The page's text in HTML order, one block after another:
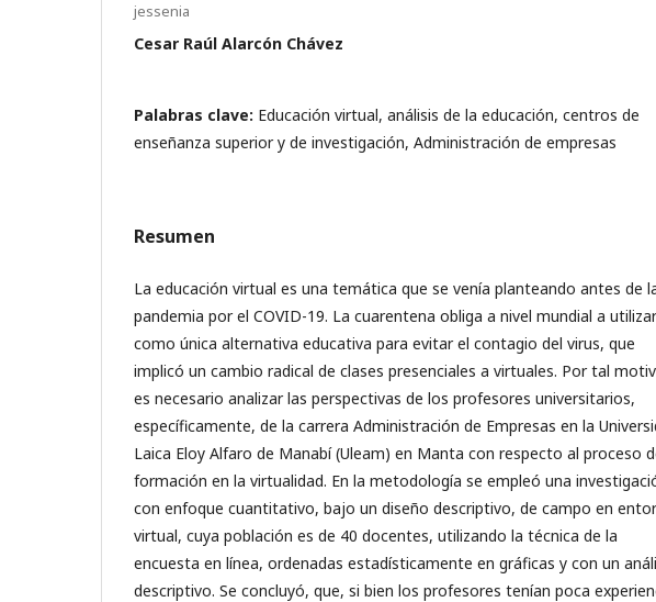
jessenia
Cesar Raúl Alarcón Chávez
Palabras clave: Educación virtual, análisis de la educación, centros de
enseñanza superior y de investigación, Administración de empresas
Resumen
La educación virtual es una temática que se venía planteando antes de
pandemia por el COVID-19. La cuarentena obliga a nivel mundial a
como única alternativa educativa para evitar el contagio del virus, que
implicó un cambio radical de clases presenciales a virtuales. Por tal
es necesario analizar las perspectivas de los profesores universitarios,
específicamente, de la carrera Administración de Empresas en la
Laica Eloy Alfaro de Manabí (Uleam) en Manta con respecto al proceso
formación en la virtualidad. En la metodología se empleó una
con enfoque cuantitativo, bajo un diseño descriptivo, de campo en
virtual, cuya población es de 40 docentes, utilizando la técnica de la
encuesta en línea, ordenadas estadísticamente en gráficas y con un
descriptivo. Se concluyó, que, si bien los profesores tenían poca